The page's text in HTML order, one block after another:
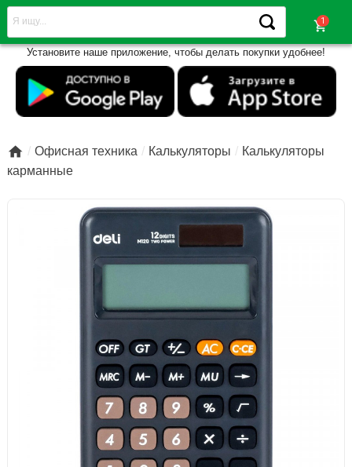
shopping_cart
Установите наше приложение, чтобы делать покупки удобнее!
 Офисная техника Калькуляторы
Калькуляторы
карманные